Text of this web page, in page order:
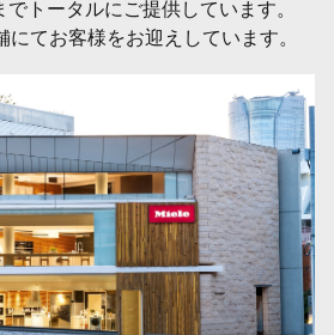
トータルにご提供しています。
てお客様をお迎えしています。